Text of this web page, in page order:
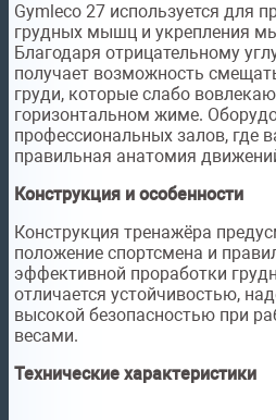
Gymleco 27 используется для
грудных мышц и укрепления
Благодаря отрицательному
получает возможность
груди, которые слабо
горизонтальном жиме.
профессиональных залов, где
правильная анатомия
Конструкция и особенности
Конструкция тренажёра
положение спортсмена и
эффективной проработки
отличается устойчивостью,
высокой безопасностью при
весами.
Технические характеристики